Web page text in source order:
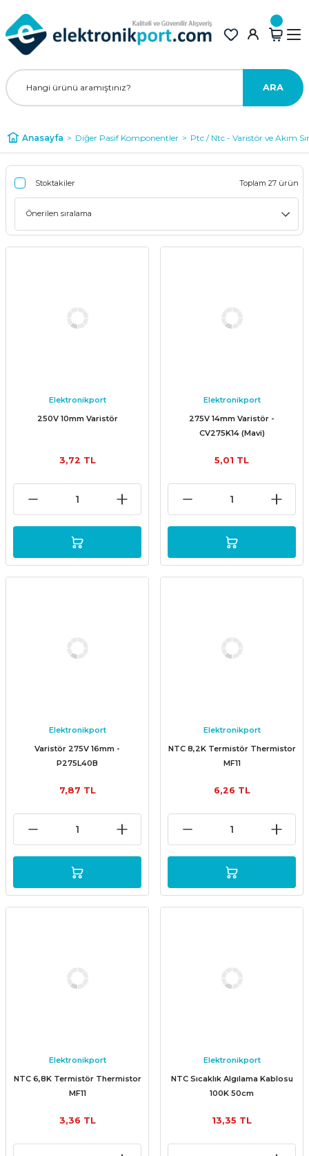
ARA
Anasayfa Diğer Pasif Komponentler Ptc / Ntc - Varistör ve Akım
Stoktakiler Toplam 27 ürün
Elektronikport
250V 10mm Varistör
3,72 TL
Elektronikport
275V 14mm Varistör -
CV275K14 (Mavi)
5,01 TL
Elektronikport
Varistör 275V 16mm -
P275L40B
7,87 TL
Elektronikport
NTC 8,2K Termistör Thermistor
MF11
6,26 TL
Elektronikport
NTC 6,8K Termistör Thermistor
MF11
3,36 TL
Elektronikport
NTC Sıcaklık Algılama Kablosu
100K 50cm
13,35 TL